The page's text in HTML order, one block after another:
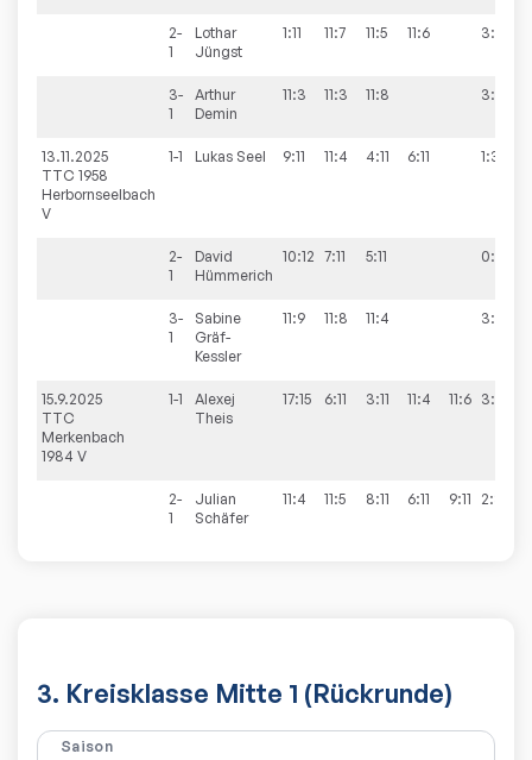
2-
1
Lothar
Jüngst
1:11 11:7 11:5 11:6 3:1
3-
1
Arthur
Demin
11:3 11:3 11:8 3:0
13.11.2025
TTC 1958
Herbornseelbach
V
1-1 Lukas Seel 9:11 11:4 4:11 6:11 1:3
2-
1
David
Hümmerich
10:12 7:11 5:11 0:3
3-
1
Sabine
Gräf-
Kessler
11:9 11:8 11:4 3:0
15.9.2025
TTC
Merkenbach
1984 V
1-1
Alexej
Theis
17:15 6:11 3:11 11:4 11:6 3:2
2-
1
Julian
Schäfer
11:4 11:5 8:11 6:11 9:11 2:3
3. Kreisklasse Mitte 1 (Rückrunde)
Saison